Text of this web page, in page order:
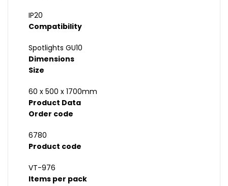
IP20
Compatibility
Spotlights GU10
Dimensions
Size
60 x 500 x 1700mm
Product Data
Order code
6780
Product code
VT-976
Items per pack